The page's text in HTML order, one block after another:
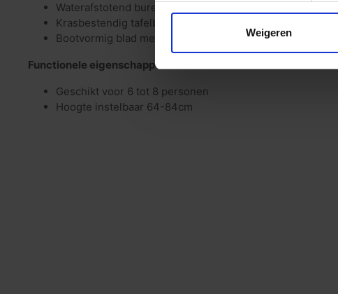
Weigeren
Waterafstotend bureaublad met PVC stootrand (2mm)
Krasbestendig tafelblad (dikte 25mm)
Bootvormig blad met afgeronde hoeken en taps aflopend
Functionele eigenschappen
Geschikt voor 6 tot 8 personen
Hoogte instelbaar 64-84cm